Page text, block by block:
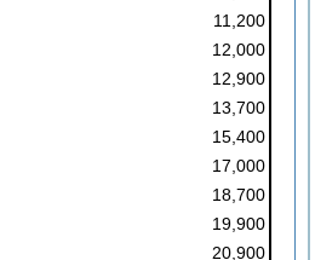
11,200
12,000
12,900
13,700
15,400
17,000
18,700
19,900
20,900